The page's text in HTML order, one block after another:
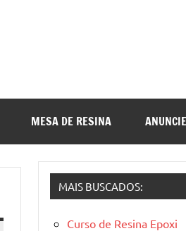
MESA DE RESINA
MAIS BUSCADOS:
Curso de Resina Epoxi